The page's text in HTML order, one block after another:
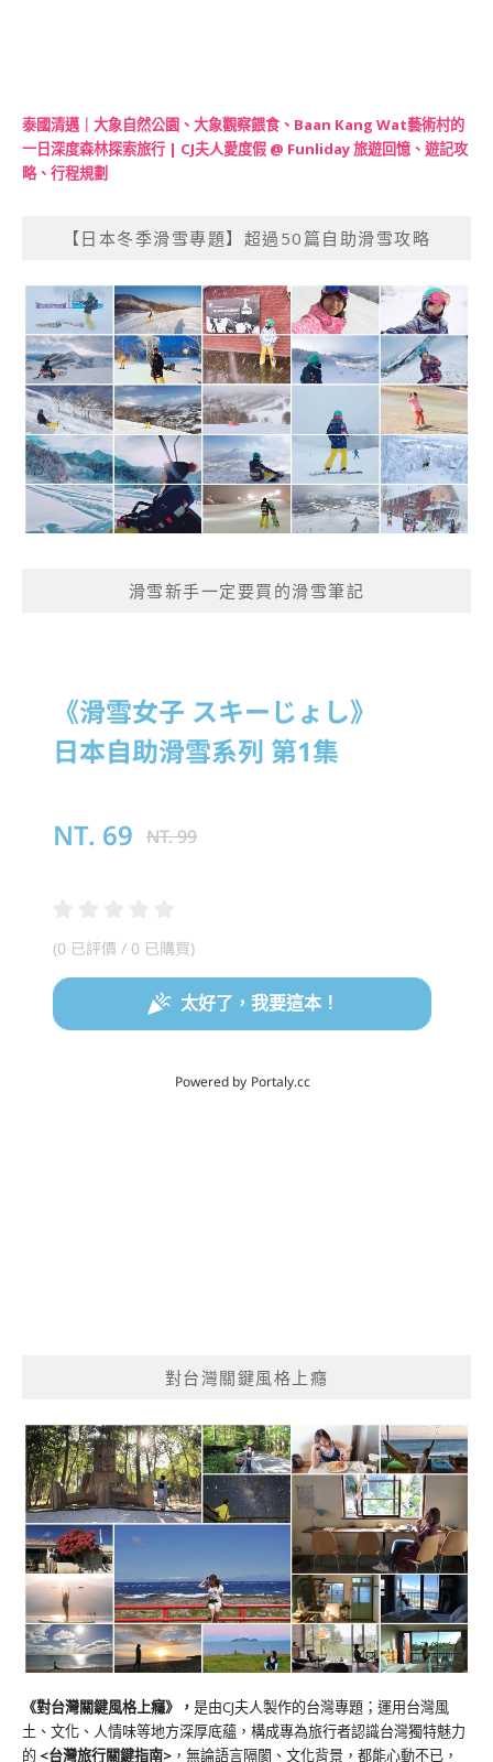
泰國清邁｜大象自然公園、大象觀察餵食、Baan Kang Wat藝術村的
一日深度森林探索旅行 | CJ夫人愛度假 @ Funliday 旅遊回憶、遊記攻
略、行程規劃
【日本冬季滑雪專題】超過50篇自助滑雪攻略
滑雪新手一定要買的滑雪筆記
對台灣關鍵風格上癮
《對台灣關鍵風格上癮》 ， 是由CJ夫人製作的台灣專題；運用台灣風
土、文化、人情味等地方深厚底蘊，構成專為旅行者認識台灣獨特魅力
的 <台灣旅行關鍵指南> ，無論語言隔閡、文化背景，都能心動不已，